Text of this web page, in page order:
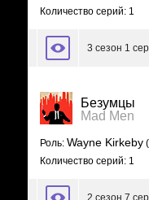
Количество серий: 1
3 сезон 1
Безумцы
Mad Men
Роль: Wayne Kirkeby
Количество серий: 1
2 сезон 7